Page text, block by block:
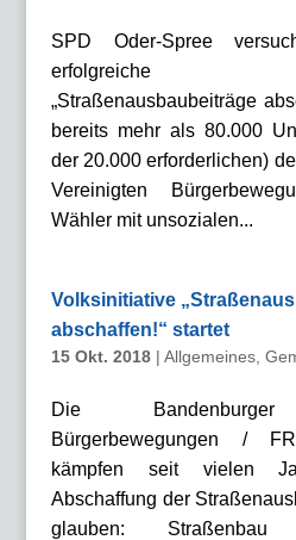
SPD Oder-Spree
erfolgreiche
„Straßenausbaubeiträge
bereits mehr als 80.000
der 20.000 erforderlichen)
Vereinigten
Wähler mit unsozialen...
Volksinitiative
abschaffen!“ startet
15 Okt. 2018| Allgemeines,
Die
Bürgerbewegungen /
kämpfen seit vielen
Abschaffung der
glauben: